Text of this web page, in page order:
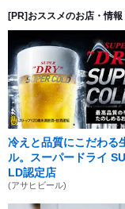
[PR]おススメのお店・情報
冷えと品質にこだわる
ル。スーパードライ
LD認定店
(アサヒビール)